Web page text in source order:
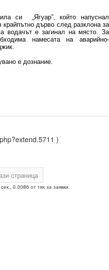
си „Ягуар”, който напуснал
дърво след разклона за
водачът е загинал на място. За
намесата на аварийно-
е дознание.
)
0.0086 от тях за заявки.